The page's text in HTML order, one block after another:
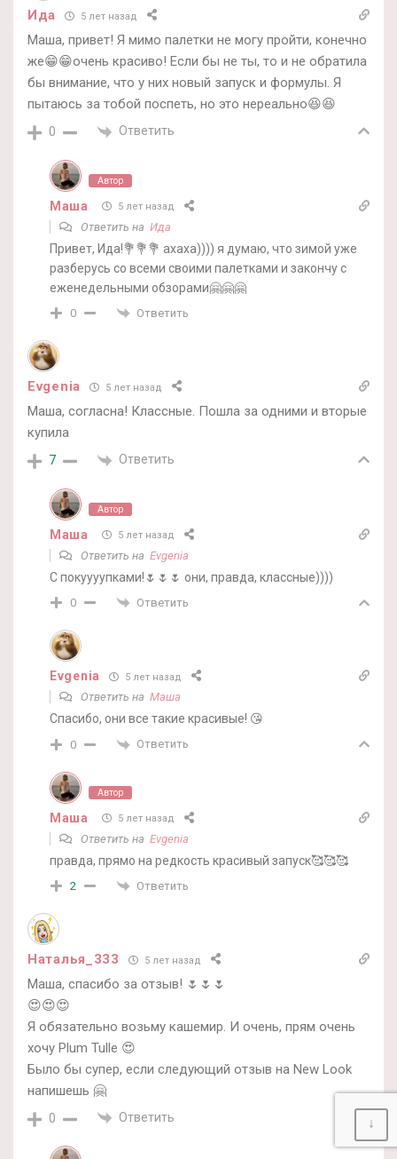
Ида 5 лет назад
Маша, привет! Я мимо палетки не могу пройти, конечно
же😁😁очень красиво! Если бы не ты, то и не обратила
бы внимание, что у них новый запуск и формулы. Я
пытаюсь за тобой поспеть, но это нереально😆😆
0 Ответить
Автор
Маша 5 лет назад
Ответить на Ида
Привет, Ида!💐💐💐 ахаха)))) я думаю, что зимой уже
разберусь со всеми своими палетками и закончу с
еженедельными обзорами🤗🤗🤗
0 Ответить
Evgenia 5 лет назад
Маша, согласна! Классные. Пошла за одними и вторые
купила
7 Ответить
Автор
Маша 5 лет назад
Ответить на Evgenia
С покуууупками!🌷🌷🌷 они, правда, классные))))
0 Ответить
Evgenia 5 лет назад
Ответить на Маша
Спасибо, они все такие красивые! 😘
0 Ответить
Автор
Маша 5 лет назад
Ответить на Evgenia
правда, прямо на редкость красивый запуск🥰🥰🥰
2 Ответить
Наталья_333 5 лет назад
Маша, спасибо за отзыв! 🌷🌷🌷
😍😍😍
Я обязательно возьму кашемир. И очень, прям очень
хочу Plum Tulle 😍
Было бы супер, если следующий отзыв на New Look
напишешь 🤗
0 Ответить ↓